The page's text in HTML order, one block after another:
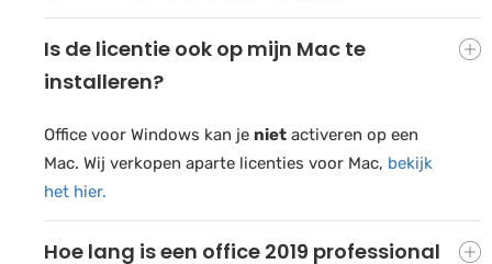
Is de licentie ook op mijn Mac te
installeren?
Office voor Windows kan je niet activeren op een
Mac. Wij verkopen aparte licenties voor Mac, bekijk
het hier.
Hoe lang is een office 2019 professional